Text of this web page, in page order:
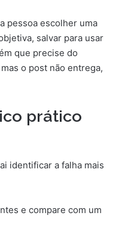
pessoa escolher uma
salvar para usar
que precise do
o post não entrega,
prático
identificar a falha mais
e compare com um